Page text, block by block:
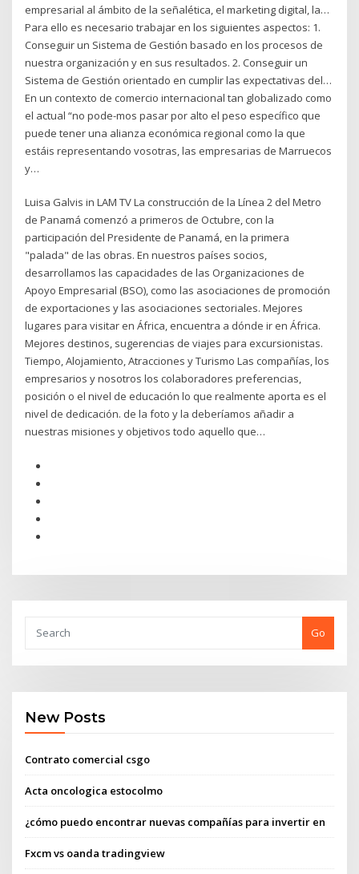
empresarial al ámbito de la señalética, el marketing digital, la…
Para ello es necesario trabajar en los siguientes aspectos: 1.
Conseguir un Sistema de Gestión basado en los procesos de
nuestra organización y en sus resultados. 2. Conseguir un
Sistema de Gestión orientado en cumplir las expectativas del…
En un contexto de comercio internacional tan globalizado como
el actual “no pode-mos pasar por alto el peso específico que
puede tener una alianza económica regional como la que
estáis representando vosotras, las empresarias de Marruecos
y…
Luisa Galvis in LAM TV La construcción de la Línea 2 del Metro
de Panamá comenzó a primeros de Octubre, con la
participación del Presidente de Panamá, en la primera
"palada" de las obras. En nuestros países socios,
desarrollamos las capacidades de las Organizaciones de
Apoyo Empresarial (BSO), como las asociaciones de promoción
de exportaciones y las asociaciones sectoriales. Mejores
lugares para visitar en África, encuentra a dónde ir en África.
Mejores destinos, sugerencias de viajes para excursionistas.
Tiempo, Alojamiento, Atracciones y Turismo Las compañías, los
empresarios y nosotros los colaboradores preferencias,
posición o el nivel de educación lo que realmente aporta es el
nivel de dedicación. de la foto y la deberíamos añadir a
nuestras misiones y objetivos todo aquello que…
Go
New Posts
Contrato comercial csgo
Acta oncologica estocolmo
¿cómo puedo encontrar nuevas compañías para invertir en
Fxcm vs oanda tradingview